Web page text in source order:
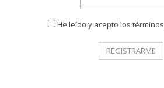
He leído y acepto los